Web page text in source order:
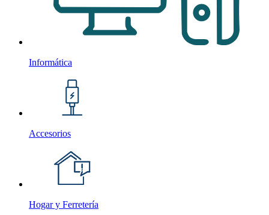
Informática
Accesorios
Hogar y Ferretería